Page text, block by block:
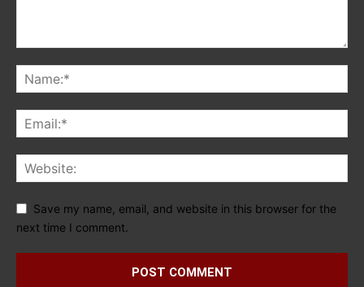
Save my name, email, and website in this browser for the
next time I comment.